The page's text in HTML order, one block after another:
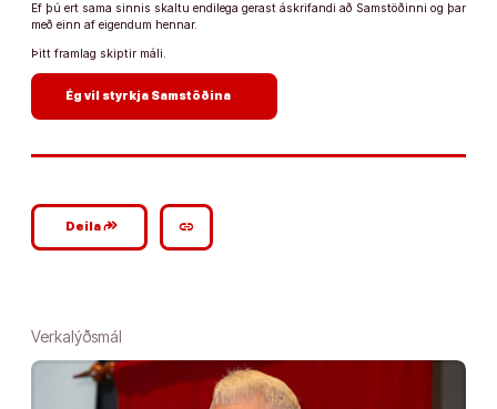
Ef þú ert sama sinnis skaltu endilega gerast áskrifandi að Samstöðinni og þar
með einn af eigendum hennar.
Þitt framlag skiptir máli.
Ég vil styrkja Samstöðina
Deilagoogle_plus_reshare link
Verkalýðsmál